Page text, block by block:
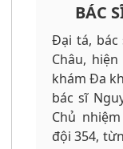
BÁC
Đại tá, bác
Châu,
khám Đa
bác sĩ
Chủ
đội 354,